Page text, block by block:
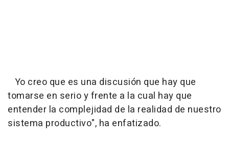
Yo creo que es una discusión que hay que
tomarse en serio y frente a la cual hay que
entender la complejidad de la realidad de nuestro
sistema productivo", ha enfatizado.